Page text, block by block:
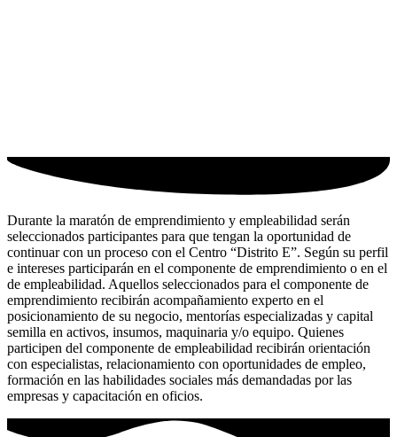
Durante la maratón de emprendimiento y empleabilidad serán
seleccionados participantes para que tengan la oportunidad de
continuar con un proceso con el Centro “Distrito E”. Según su perfil
e intereses participarán en el componente de emprendimiento o en el
de empleabilidad. Aquellos seleccionados para el componente de
emprendimiento recibirán acompañamiento experto en el
posicionamiento de su negocio, mentorías especializadas y capital
semilla en activos, insumos, maquinaria y/o equipo. Quienes
participen del componente de empleabilidad recibirán orientación
con especialistas, relacionamiento con oportunidades de empleo,
formación en las habilidades sociales más demandadas por las
empresas y capacitación en oficios.